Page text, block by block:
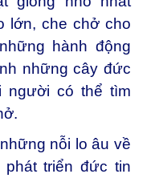
lớn, che chở cho
hành động
những cây đức
người có thể tìm
nỗi lo âu về
triển đức tin